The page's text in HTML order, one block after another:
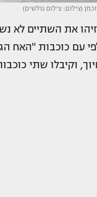
(צילום: צילום גולשים)
את השתיים לא
עם כוכבות "האח
וקיבלו שתי